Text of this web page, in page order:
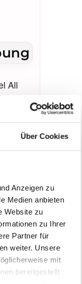
Über Cookies
Anzeigen zu
Medien anbieten
Website zu
zu Ihrer
Partner für
weiter. Unsere
mit
bereitgestellt
All
für
auf